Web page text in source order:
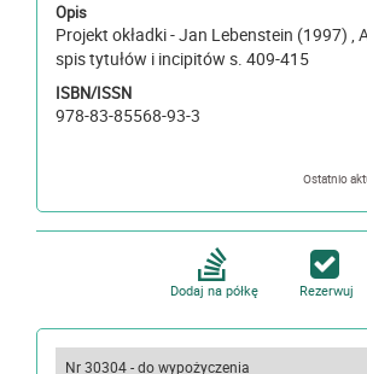
Opis
Projekt okładki - Jan Lebenstein (1997) , Alfabetyczny
spis tytułów i incipitów s. 409-415
ISBN/ISSN
978-83-85568-93-3
Dodaj na półkę Rezerwuj
Nr 30304 - do wypożyczenia